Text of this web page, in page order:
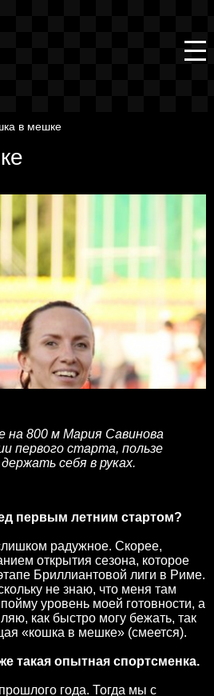
в мешке
на 800 м Мария Савинова
первого старта, пользе
себя в руках.
первым летним стартом?
радужное. Скорее,
открытия сезона, которое
Бриллиантовой лиги в Риме.
не знаю, что меня там
уровень моей готовности, а
как быстро могу бежать, так
«кошка в мешке» (смеется).
такая опытная спортсменка.
года. Тогда мы с